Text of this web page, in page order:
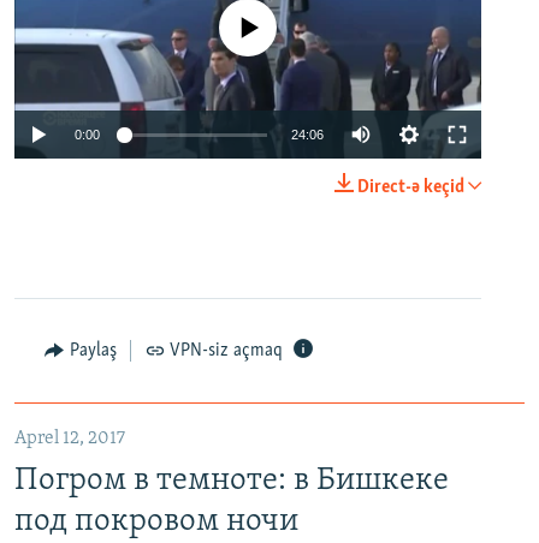
No media source currently available
0:00 24:06
Direct-ə keçid
Paylaş VPN-siz açmaq
Aprel 12, 2017
Погром в темноте: в Бишкеке
под покровом ночи